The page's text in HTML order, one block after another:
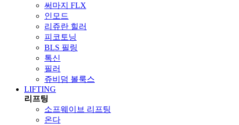
써마지 FLX
인모드
리쥬란 힐러
피코토닝
BLS 필링
톡신
필러
쥬비덤 볼룩스
LIFTING
리프팅
소프웨이브 리프팅
온다